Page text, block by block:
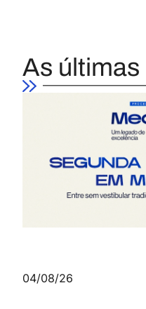
As últimas
04/08/26